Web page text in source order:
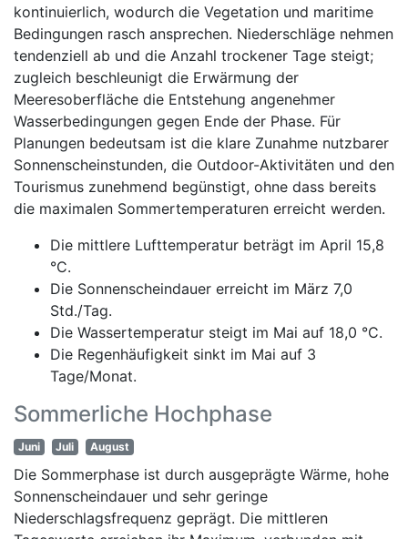
kontinuierlich, wodurch die Vegetation und maritime
Bedingungen rasch ansprechen. Niederschläge nehmen
tendenziell ab und die Anzahl trockener Tage steigt;
zugleich beschleunigt die Erwärmung der
Meeresoberfläche die Entstehung angenehmer
Wasserbedingungen gegen Ende der Phase. Für
Planungen bedeutsam ist die klare Zunahme nutzbarer
Sonnenscheinstunden, die Outdoor-Aktivitäten und den
Tourismus zunehmend begünstigt, ohne dass bereits
die maximalen Sommertemperaturen erreicht werden.
Die mittlere Lufttemperatur beträgt im April 15,8
°C.
Die Sonnenscheindauer erreicht im März 7,0
Std./Tag.
Die Wassertemperatur steigt im Mai auf 18,0 °C.
Die Regenhäufigkeit sinkt im Mai auf 3
Tage/Monat.
Sommerliche Hochphase
Juni Juli August
Die Sommerphase ist durch ausgeprägte Wärme, hohe
Sonnenscheindauer und sehr geringe
Niederschlagsfrequenz geprägt. Die mittleren